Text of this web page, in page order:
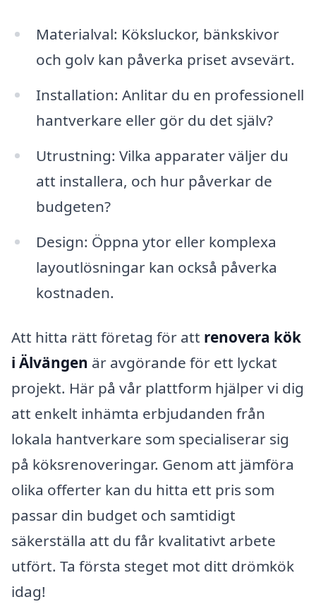
Materialval: Köksluckor, bänkskivor
och golv kan påverka priset avsevärt.
Installation: Anlitar du en professionell
hantverkare eller gör du det själv?
Utrustning: Vilka apparater väljer du
att installera, och hur påverkar de
budgeten?
Design: Öppna ytor eller komplexa
layoutlösningar kan också påverka
kostnaden.
Att hitta rätt företag för att renovera kök
i Älvängen är avgörande för ett lyckat
projekt. Här på vår plattform hjälper vi dig
att enkelt inhämta erbjudanden från
lokala hantverkare som specialiserar sig
på köksrenoveringar. Genom att jämföra
olika offerter kan du hitta ett pris som
passar din budget och samtidigt
säkerställa att du får kvalitativt arbete
utfört. Ta första steget mot ditt drömkök
idag!